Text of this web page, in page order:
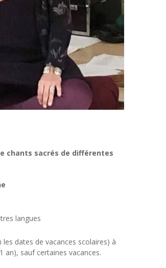
chants sacrés de différentes
langues
dates de vacances scolaires) à
an), sauf certaines vacances.